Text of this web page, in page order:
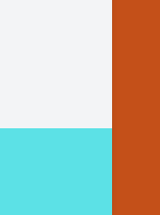
Casla